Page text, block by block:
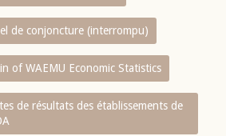
de conjoncture (interrompu)
of WAEMU Economic Statistics
de résultats des établissements de